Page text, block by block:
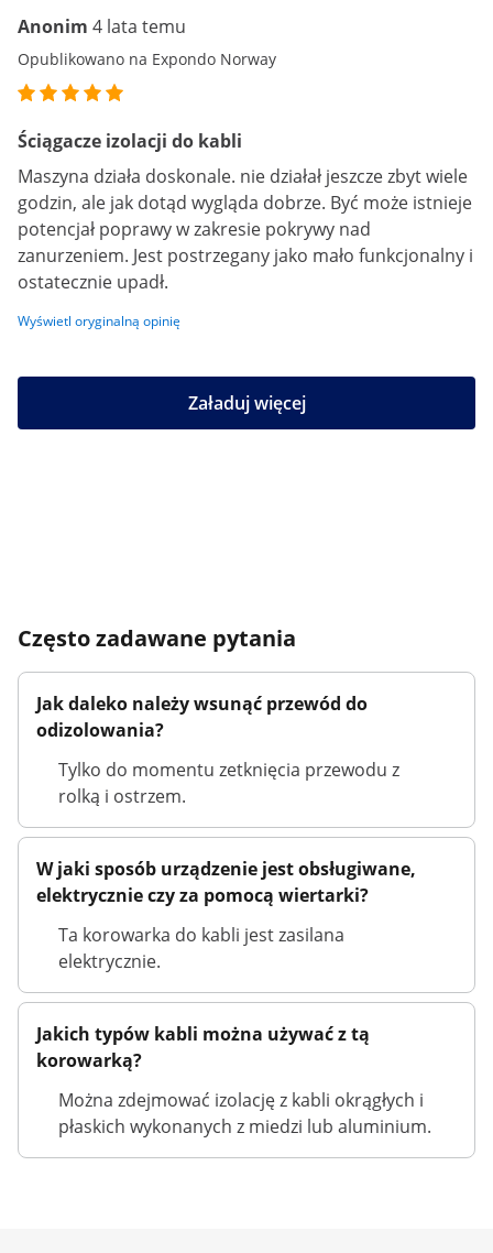
Anonim 4 lata temu
Opublikowano na Expondo Norway
Ściągacze izolacji do kabli
Maszyna działa doskonale. nie działał jeszcze zbyt wiele
godzin, ale jak dotąd wygląda dobrze. Być może istnieje
potencjał poprawy w zakresie pokrywy nad
zanurzeniem. Jest postrzegany jako mało funkcjonalny i
ostatecznie upadł.
Wyświetl oryginalną opinię
Załaduj więcej
Często zadawane pytania
Jak daleko należy wsunąć przewód do
odizolowania?
Tylko do momentu zetknięcia przewodu z
rolką i ostrzem.
W jaki sposób urządzenie jest obsługiwane,
elektrycznie czy za pomocą wiertarki?
Ta korowarka do kabli jest zasilana
elektrycznie.
Jakich typów kabli można używać z tą
korowarką?
Można zdejmować izolację z kabli okrągłych i
płaskich wykonanych z miedzi lub aluminium.